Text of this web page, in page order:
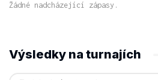
Žádné nadcházející zápasy.
Výsledky na turnajích